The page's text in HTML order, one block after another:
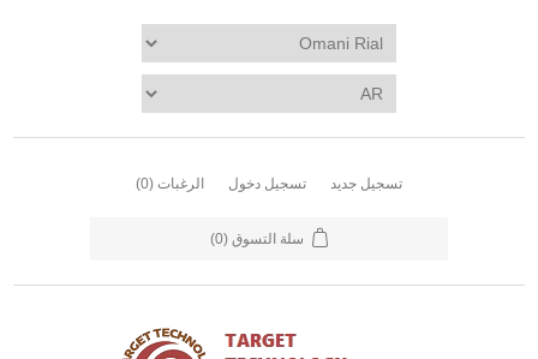
تسجيل جديد تسجيل دخول الرغبات (0)
سلة التسوق (0)